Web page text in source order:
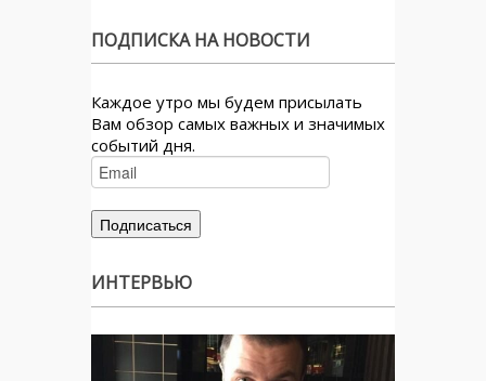
ПОДПИСКА НА НОВОСТИ
Каждое утро мы будем присылать
Вам обзор самых важных и значимых
событий дня.
ИНТЕРВЬЮ